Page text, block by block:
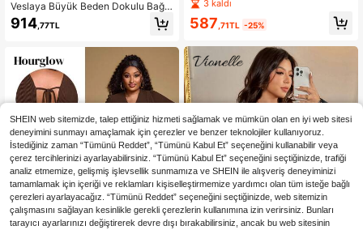
Veslaya Büyük Beden Dokulu Bağla
malı Büzgülü Günlük Elbise
914 ,77TL
Vintage Elbise
3 kaldı
587 ,71TL -25%
SHEIN web sitemizde, talep ettiğiniz hizmeti sağlamak ve mümkün olan en iyi web sitesi
deneyimini sunmayı amaçlamak için çerezler ve benzer teknolojiler kullanıyoruz.
İstediğiniz zaman “Tümünü Reddet”, “Tümünü Kabul Et” seçeneğini kullanabilir veya
çerez tercihlerinizi ayarlayabilirsiniz. “Tümünü Kabul Et” seçeneğini seçtiğinizde, trafiği
analiz etmemize, gelişmiş işlevsellik sunmamıza ve SHEIN ile alışveriş deneyiminizi
tamamlamak için içeriği ve reklamları kişiselleştirmemize yardımcı olan tüm isteğe bağlı
çerezleri ayarlayacağız. “Tümünü Reddet” seçeneğini seçtiğinizde, web sitemizin
çalışmasını sağlayan kesinlikle gerekli çerezlerin kullanımına izin verirsiniz. Bunları
tarayıcı ayarlarınızı değiştirerek devre dışı bırakabilirsiniz, ancak bu web sitesinin